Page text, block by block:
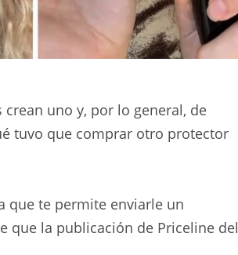
uno y, por lo general, de
tuvo que comprar otro protector
que te permite enviarle un
que la publicación de Priceline del